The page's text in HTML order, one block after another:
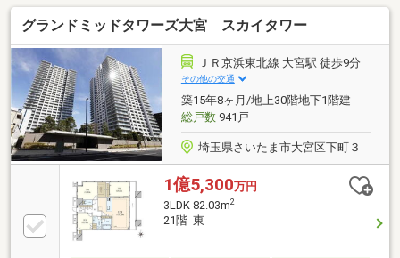
交換、エコカラット設置等≪Support≫□住信SBI代理
事業 東宝ハウスフィナンシャル（T.sローン）□auじぶ
ん銀行（指定不動産会社） ▼８月実行金利
1.130％ ※所定のガンと診断されたら住宅ローン残
高が0円になる『ガン団信』がついた金利です□365日
24時間住まいの駆付けサービス（3年間無料）
□TOHO HOUSE CLUB （東宝ハウスアフターサービ
ス）
グランドミッドタワーズ大宮 スカイタワー
ＪＲ京浜東北線 大宮駅 徒歩9分
その他の交通
築15年8ヶ月/地上30階地下1階建
総戸数941戸
埼玉県さいたま市大宮区下町３
1億5,300万円
3LDK 82.03m2
21階 東